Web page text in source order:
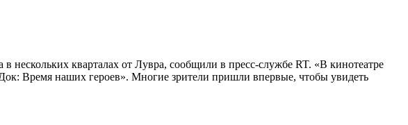
кварталах от Лувра, сообщили в пресс-службе RT. «В кинотеатре
Время наших героев». Многие зрители пришли впервые, чтобы увидеть